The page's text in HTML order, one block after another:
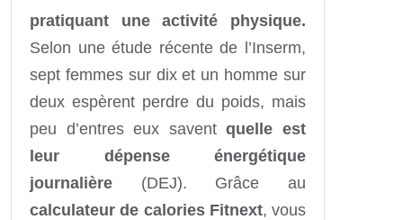
pratiquant une activité physique.
Selon une étude récente de l’Inserm,
sept femmes sur dix et un homme sur
deux espèrent perdre du poids, mais
peu d’entres eux saventquelle est
leur dépense énergétique
journalière (DEJ). Grâce au
calculateur de calories Fitnext, vous